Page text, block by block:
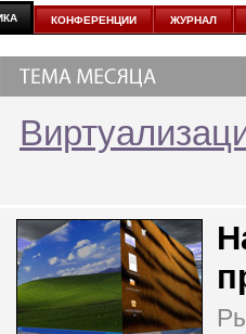
участвовать
КОНФЕРЕНЦИИ ЖУРНАЛ